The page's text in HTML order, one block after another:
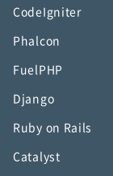
CodeIgniter
Phalcon
FuelPHP
Django
Ruby on Rails
Catalyst